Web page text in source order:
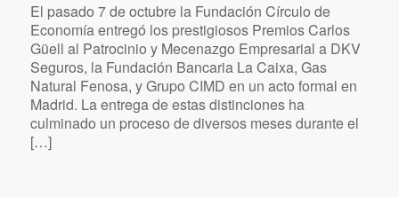
El pasado 7 de octubre la Fundación Círculo de
Economía entregó los prestigiosos Premios Carlos
Güell al Patrocinio y Mecenazgo Empresarial a DKV
Seguros, la Fundación Bancaria La Caixa, Gas
Natural Fenosa, y Grupo CIMD en un acto formal en
Madrid. La entrega de estas distinciones ha
culminado un proceso de diversos meses durante el
[…]